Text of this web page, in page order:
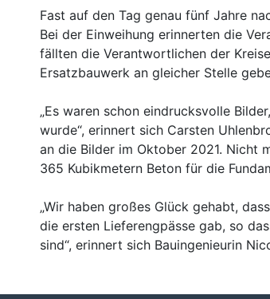
Fast auf den Tag genau fünf Jahre
Bei der Einweihung erinnerten die
fällten die Verantwortlichen der
Ersatzbauwerk an gleicher Stelle
Es waren schon eindrucksvolle
wurde“, erinnert sich Carsten
an die Bilder im Oktober 2021. Nicht
365 Kubikmetern Beton für die
Wir haben großes Glück gehabt,
die ersten Lieferengpässe gab, so
sind“, erinnert sich Bauingenieurin